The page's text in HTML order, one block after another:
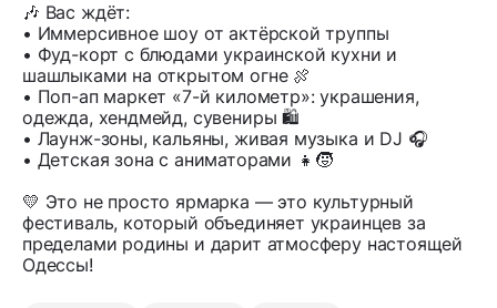
🎶 Вас ждёт:
• Иммерсивное шоу от актёрской труппы
• Фуд-корт с блюдами украинской кухни и
шашлыками на открытом огне 🍖
• Поп-ап маркет «7-й километр»: украшения,
одежда, хендмейд, сувениры 🛍️
• Лаунж-зоны, кальяны, живая музыка и DJ 🎧
• Детская зона с аниматорами 👧🧒
💛 Это не просто ярмарка — это культурный
фестиваль, который объединяет украинцев за
пределами родины и дарит атмосферу настоящей
Одессы!